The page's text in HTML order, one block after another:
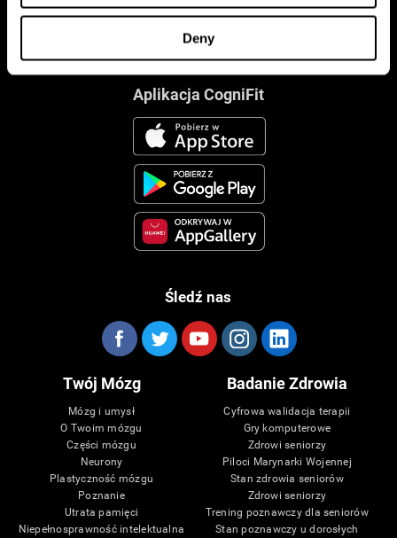
Deny
Aplikacja CogniFit
Śledź nas
Twój Mózg
Mózg i umysł
O Twoim mózgu
Części mózgu
Neurony
Plastyczność mózgu
Poznanie
Utrata pamięci
Niepełnosprawność intelektualna
Badanie Zdrowia
Cyfrowa walidacja terapii
Gry komputerowe
Zdrowi seniorzy
Piloci Marynarki Wojennej
Stan zdrowia seniorów
Zdrowi seniorzy
Trening poznawczy dla seniorów
Stan poznawczy u dorosłych